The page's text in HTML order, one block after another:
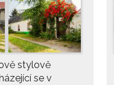
stylově
se v